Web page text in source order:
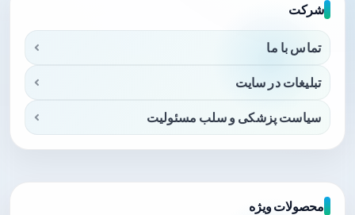
شرکت
تماس با ما
تبلیغات در سایت
سیاست پزشکی و سلب مسئولیت
محصولات ویژه